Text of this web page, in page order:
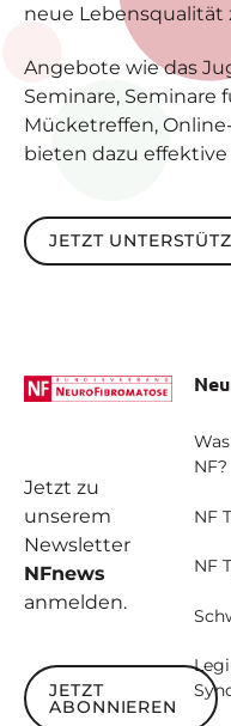
neue Lebensqualität
Angebote wie das
Seminare, Seminare
Mücketreffen,
bieten dazu
Jetzt unterstützen
JETZT
Jetzt zu
unserem
Newsletter
NFnews
anmelden.
Jetzt abonnieren
JETZT
ABONNIEREN
NF?
NF
NF